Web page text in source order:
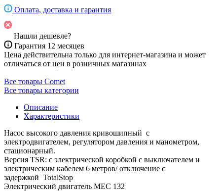
Оплата, доставка и гарантия
Нашли дешевле?
Гарантия 12 месяцев
Цена действительна только для интернет-магазина и может
отличаться от цен в розничных магазинах
Все товары Comet
Все товары категории
Описание
Характеристики
Насос высокого давления кривошипный с
электродвигателем, регулятором давления и манометром,
стационарный.
Версия TSR: с электрической коробкой с выключателем и
электрическим кабелем 6 метров/ отключение с
задержкой TotalStop
Электрический двигатель MEC 132